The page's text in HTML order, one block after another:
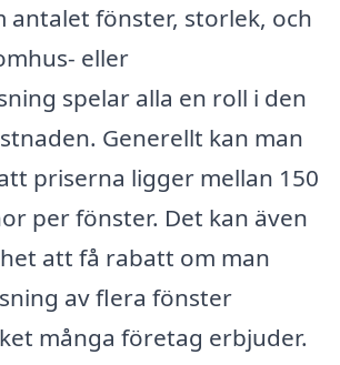
antalet fönster, storlek, och
eller
spelar alla en roll i den
Generellt kan man
priserna ligger mellan 150
per fönster. Det kan även
att få rabatt om man
av flera fönster
många företag erbjuder.